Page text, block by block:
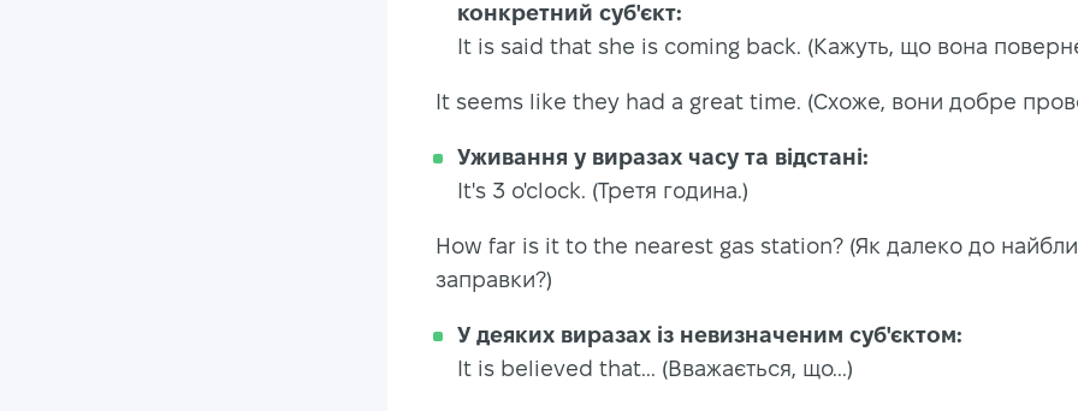
конкретний суб'єкт:
It is said that she is coming back. (Кажуть, що вона
It seems like they had a great time. (Схоже, вони добре
Уживання у виразах часу та відстані:
It's 3 o'clock. (Третя година.)
How far is it to the nearest gas station? (Як далеко до
заправки?)
У деяких виразах із невизначеним суб'єктом:
It is believed that... (Вважається, що...)